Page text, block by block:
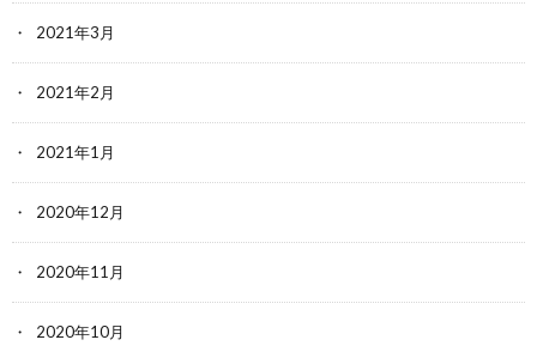
2021年3月
2021年2月
2021年1月
2020年12月
2020年11月
2020年10月